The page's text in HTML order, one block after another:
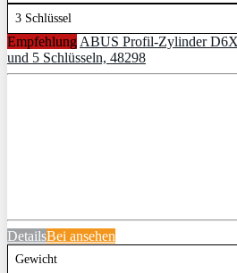
3 Schlüssel
Empfehlung ABUS Profil-Zylinder
und 5 Schlüsseln, 48298
DetailsBei ansehen
Gewicht